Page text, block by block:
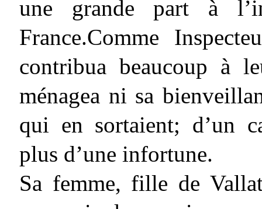
une grande part à
France.Comme
contribua beaucoup à
ménagea ni sa
qui en sortaient; d’un
plus d’une infortune.
Sa femme, fille de